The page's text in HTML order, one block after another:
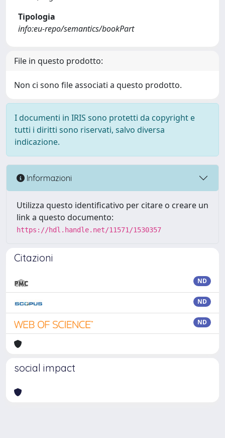
Tipologia
info:eu-repo/semantics/bookPart
File in questo prodotto:
Non ci sono file associati a questo prodotto.
I documenti in IRIS sono protetti da copyright e
tutti i diritti sono riservati, salvo diversa
indicazione.
Informazioni
Utilizza questo identificativo per citare o creare un
link a questo documento:
https://hdl.handle.net/11571/1530357
Citazioni
ND
ND
ND
social impact